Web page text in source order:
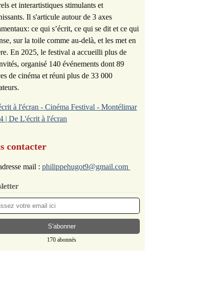
et interartistiques stimulants et
Il s'articule autour de 3 axes
ce qui s’écrit, ce qui se dit et ce qui
sur la toile comme au-delà, et les met en
En 2025, le festival a accueilli plus de
organisé 140 événements dont 89
de cinéma et réuni plus de 33 000
à l'écran - Cinéma Festival - Montélimar
| De L'écrit à l'écran
contacter
mail :philippehugot9@gmail.com
170 abonnés